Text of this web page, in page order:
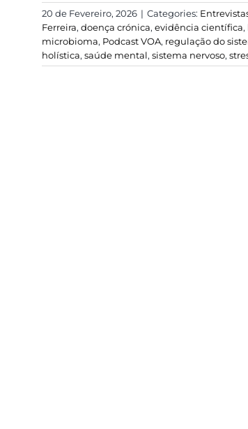
20 de Fevereiro, 2026 | Categories:
Ferreira, doença crónica, evidência científica,
microbioma, Podcast VOA, regulação do
holística, saúde mental, sistema nervoso,